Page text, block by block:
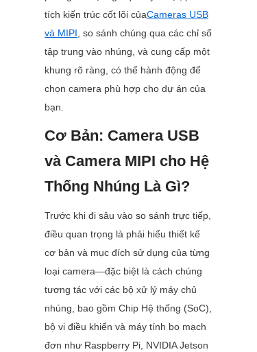
tích kiến trúc cốt lõi củaCameras USB
và MIPI, so sánh chúng qua các chỉ số
tập trung vào nhúng, và cung cấp một
khung rõ ràng, có thể hành động để
chọn camera phù hợp cho dự án của
bạn.
Cơ Bản: Camera USB
và Camera MIPI cho Hệ
Thống Nhúng Là Gì?
Trước khi đi sâu vào so sánh trực tiếp,
điều quan trọng là phải hiểu thiết kế
cơ bản và mục đích sử dụng của từng
loại camera—đặc biệt là cách chúng
tương tác với các bộ xử lý máy chủ
nhúng, bao gồm Chip Hệ thống (SoC),
bộ vi điều khiển và máy tính bo mạch
đơn như Raspberry Pi, NVIDIA Jetson